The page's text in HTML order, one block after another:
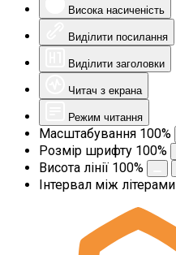
Висока насиченість
Виділити посилання
Виділити заголовки
Читач з екрана
Режим читання
Масштабування 100%
Розмір шрифту 100%
Висота лінії 100%
Інтервал між літерами